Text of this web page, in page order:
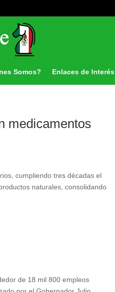
Somos? Enlaces de Interés
medicamentos
cumpliendo tres décadas el
naturales, consolidando
de 18 mil 800 empleos